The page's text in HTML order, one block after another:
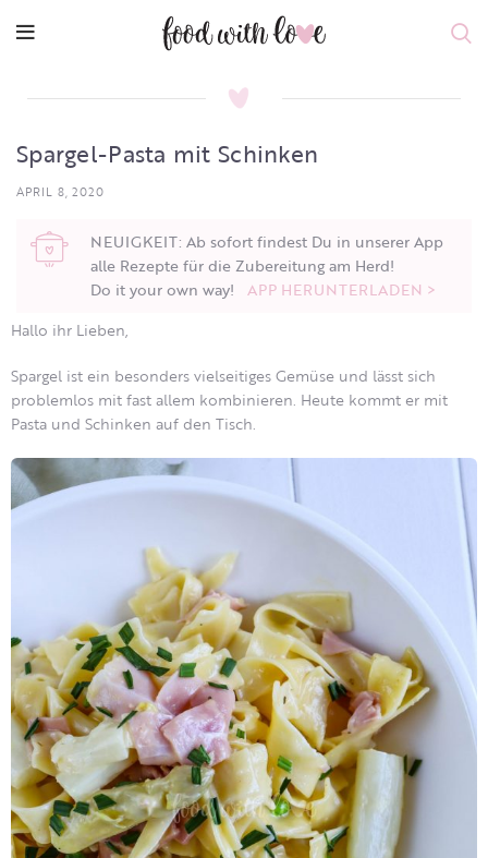
Spargel-Pasta mit Schinken
APRIL 8, 2020
NEUIGKEIT: Ab sofort findest Du in unserer App
alle Rezepte für die Zubereitung am Herd!
Do it your own way! APP HERUNTERLADEN >
Hallo ihr Lieben,
Spargel ist ein besonders vielseitiges Gemüse und lässt sich
problemlos mit fast allem kombinieren. Heute kommt er mit
Pasta und Schinken auf den Tisch.